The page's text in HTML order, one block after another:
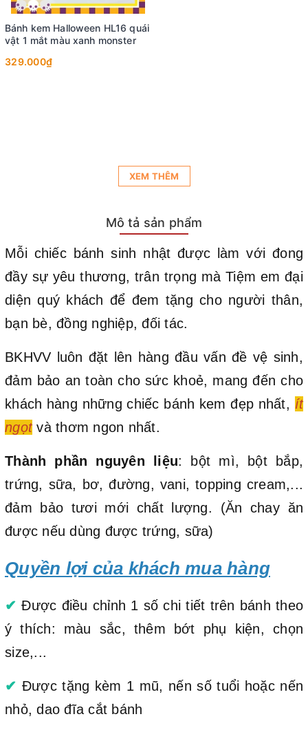
Bánh kem Halloween HL16 quái
vật 1 mắt màu xanh monster
329.000₫
XEM THÊM
Mô tả sản phẩm
Mỗi chiếc bánh sinh nhật được làm với đong
đầy sự yêu thương, trân trọng mà Tiệm em đại
diện quý khách để đem tặng cho người thân,
bạn bè, đồng nghiệp, đối tác.
BKHVV luôn đặt lên hàng đầu vấn đề vệ sinh,
đảm bảo an toàn cho sức khoẻ, mang đến cho
khách hàng những chiếc bánh kem đẹp nhất, ít
ngọtvà thơm ngon nhất.
Thành phần nguyên liệu: bột mì, bột bắp,
trứng, sữa, bơ, đường, vani, topping cream,...
đảm bảo tươi mới chất lượng. (Ăn chay ăn
được nếu dùng được trứng, sữa)
Quyền lợi của khách mua hàng
✔ Được điều chỉnh 1 số chi tiết trên bánh theo
ý thích: màu sắc, thêm bớt phụ kiện, chọn
size,...
✔ Được tặng kèm 1 mũ, nến số tuổi hoặc nến
nhỏ, dao đĩa cắt bánh